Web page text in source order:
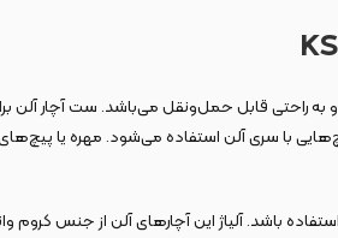
و به راحتی قابل حمل‌ونقل می‌باشد. ست آچار
با سری آلن استفاده می‌شود. مهره یا
باشد. آلیاژ این آچارهای آلن از جنس